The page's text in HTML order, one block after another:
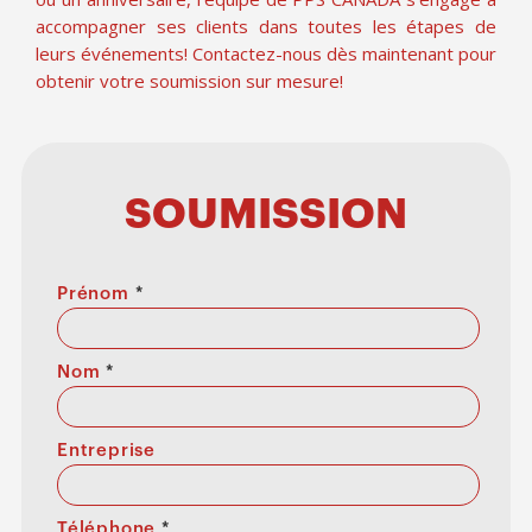
accompagner ses clients dans toutes les étapes de
leurs événements! Contactez-nous dès maintenant pour
obtenir votre soumission sur mesure!
SOUMISSION
Prénom *
Nom*
Entreprise